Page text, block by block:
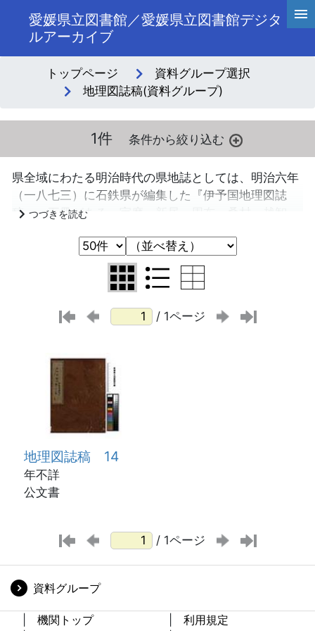
愛媛県立図書館／愛媛県立図書館デジタ
ルアーカイブ
トップページ
資料グループ選択
地理図誌稿(資料グループ)
1件
県全域にわたる明治時代の県地誌としては、明治六年
（一八七三）に石鉄県が編集した『伊予国地理図誌
稿』一五冊がある。宇摩・新居・周布・桑村・越智・
残っている。各町村別に境域・田畑面積・戸口・舟車
数・牛馬数・物産・山川池・社寺などを記載し、所々
に詳細な景観図が挿入されている。 （「愛媛県史
/ 1ページ
地理図誌稿 14
年不詳
公文書
/ 1ページ
資料グループ
機関トップ
利用規定